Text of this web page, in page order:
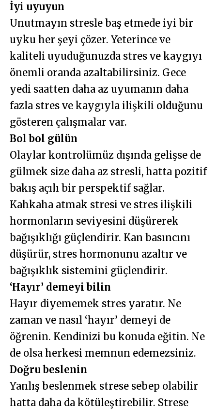
İyi uyuyun
Unutmayın stresle baş etmede iyi bir
uyku her şeyi çözer. Yeterince ve
kaliteli uyuduğunuzda stres ve kaygıyı
önemli oranda azaltabilirsiniz. Gece
yedi saatten daha az uyumanın daha
fazla stres ve kaygıyla ilişkili olduğunu
gösteren çalışmalar var.
Bol bol gülün
Olaylar kontrolümüz dışında gelişse de
gülmek size daha az stresli, hatta pozitif
bakış açılı bir perspektif sağlar.
Kahkaha atmak stresi ve stres ilişkili
hormonların seviyesini düşürerek
bağışıklığı güçlendirir. Kan basıncını
düşürür, stres hormonunu azaltır ve
bağışıklık sistemini güçlendirir.
‘Hayır’ demeyi bilin
Hayır diyememek stres yaratır. Ne
zaman ve nasıl ‘hayır’ demeyi de
öğrenin. Kendinizi bu konuda eğitin. Ne
de olsa herkesi memnun edemezsiniz.
Doğru beslenin
Yanlış beslenmek strese sebep olabilir
hatta daha da kötüleştirebilir. Strese